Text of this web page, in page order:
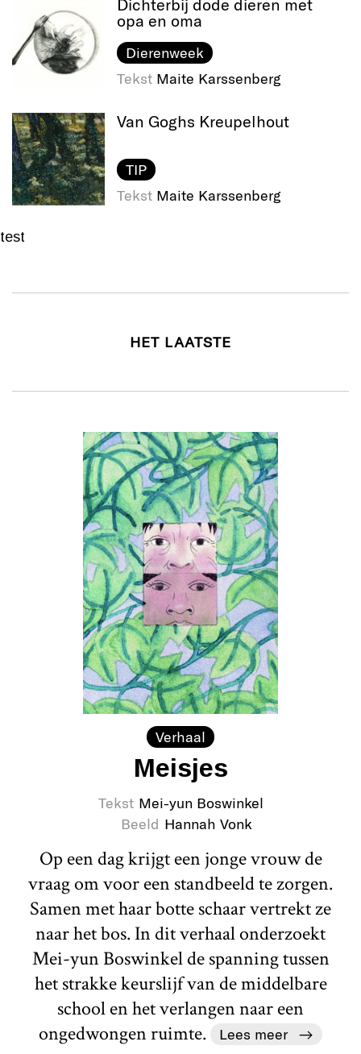
opa en oma
Dierenweek
Tekst Maite Karssenberg
Van Goghs Kreupelhout
TIP
Tekst Maite Karssenberg
test
HET LAATSTE
Verhaal
Meisjes
Tekst Mei-yun Boswinkel
Beeld Hannah Vonk
Op een dag krijgt een jonge vrouw de
vraag om voor een standbeeld te zorgen.
Samen met haar botte schaar vertrekt ze
naar het bos. In dit verhaal onderzoekt
Mei-yun Boswinkel de spanning tussen
het strakke keurslijf van de middelbare
school en het verlangen naar een
ongedwongen ruimte.
Lees meer